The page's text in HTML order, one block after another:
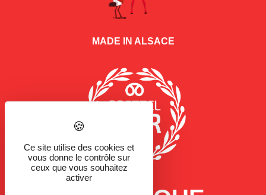
MADE IN ALSACE
Ce site utilise des cookies et
vous donne le contrôle sur
ceux que vous souhaitez
activer